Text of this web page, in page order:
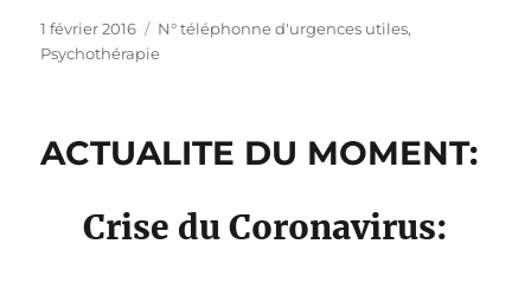
Publié
le
1 février 2016 Catégories
N° téléphonne d'urgences utiles,
Psychothérapie
ACTUALITE DU MOMENT:
Crise du Coronavirus: